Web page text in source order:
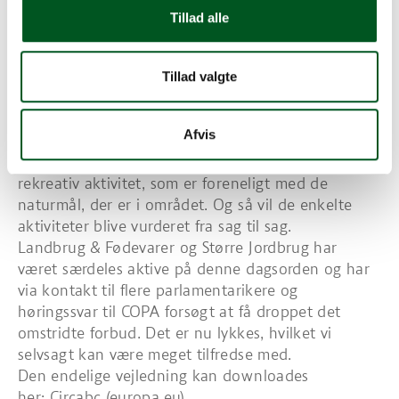
Tillad alle
Tillad valgte
Afvis
såsom ”minedrift, fiskeri, jagt eller skovbrug” er
Den formulering er nu væk. I stedet fremgår det
ifølge Altinget, at de beskyttede områder skal være
uforstyrrede af menneskeligt pres, og at der kun
aktiviteter. I forhold til jagt og fiskeri fremgår det,
at der kan være tale om strengt kontrolleret
rekreativ aktivitet, som er foreneligt med de
naturmål, der er i området. Og så vil de enkelte
aktiviteter blive vurderet fra sag til sag.
Landbrug & Fødevarer og Større Jordbrug har
været særdeles aktive på denne dagsorden og har
via kontakt til flere parlamentarikere og
høringssvar til COPA forsøgt at få droppet det
omstridte forbud. Det er nu lykkes, hvilket vi
selvsagt kan være meget tilfredse med.
Den endelige vejledning kan downloades